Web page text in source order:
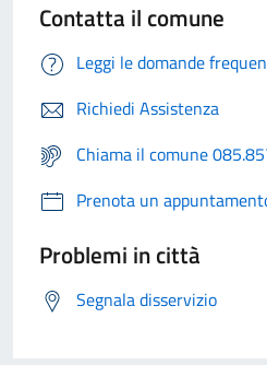
Contatta il comune
Leggi le domande
Richiedi Assistenza
Chiama il comune
Prenota un
Problemi in città
Segnala disservizio